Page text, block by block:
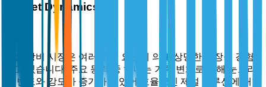
Market Dynamics
제설 장비 시장은 여러 주요 요인에 의해 상당한 성장을 경험
하고 있습니다. 주요 동력 중 하나는 기후 변화로 인해 눈보라
의 빈도와 강도가 증가하고 있어 효율적인 제설 솔루션에 대한